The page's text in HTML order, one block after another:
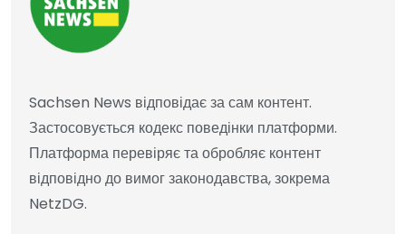
Sachsen News відповідає за сам контент.
Застосовується кодекс поведінки платформи.
Платформа перевіряє та обробляє контент
відповідно до вимог законодавства, зокрема
NetzDG.